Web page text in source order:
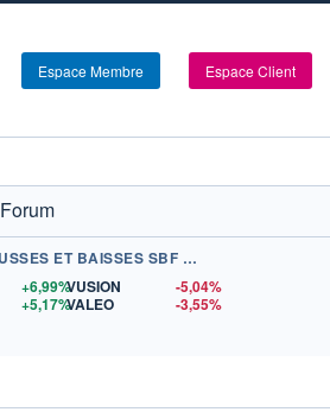
Espace Membre Espace Client
Forum
+ FORTES HAUSSES ET BAISSES SBF 120
+6,99%
+5,17%
VUSION
-5,04%
VALEO
-3,55%